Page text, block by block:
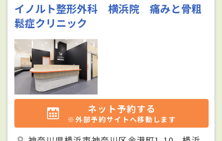
イノルト整形外科 横浜院 痛みと骨粗
鬆症クリニック
ネット予約する
※外部予約サイトへ移動します